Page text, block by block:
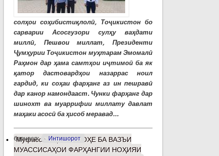
солҳои соҳибистиқлолӣ, Тоҷикистон бо
сарварии Асосгузори сулҳу ваҳдати
миллӣ, Пешвои миллат, Президенти
Ҷумҳурии Тоҷикистон муҳтарам Эмомалӣ
Раҳмон дар ҳама самтҳои иҷтимоӣ ба як
қатор дастовардҳои назаррас ноил
гардид, ки соҳаи фарҳанг аз ин пешравӣ
дар канор намондааст. Чунки фарҳанг дар
шинохт ва муаррифии миллату давлат
маҳаки асосӣ ба ҳисоб меравад...
барчасп: Интишорот
Муфассалтаро НИГОҲЕ БА ВАЗЪИ
МУАССИСАҲОИ ФАРҲАНГИИ НОҲИЯИ